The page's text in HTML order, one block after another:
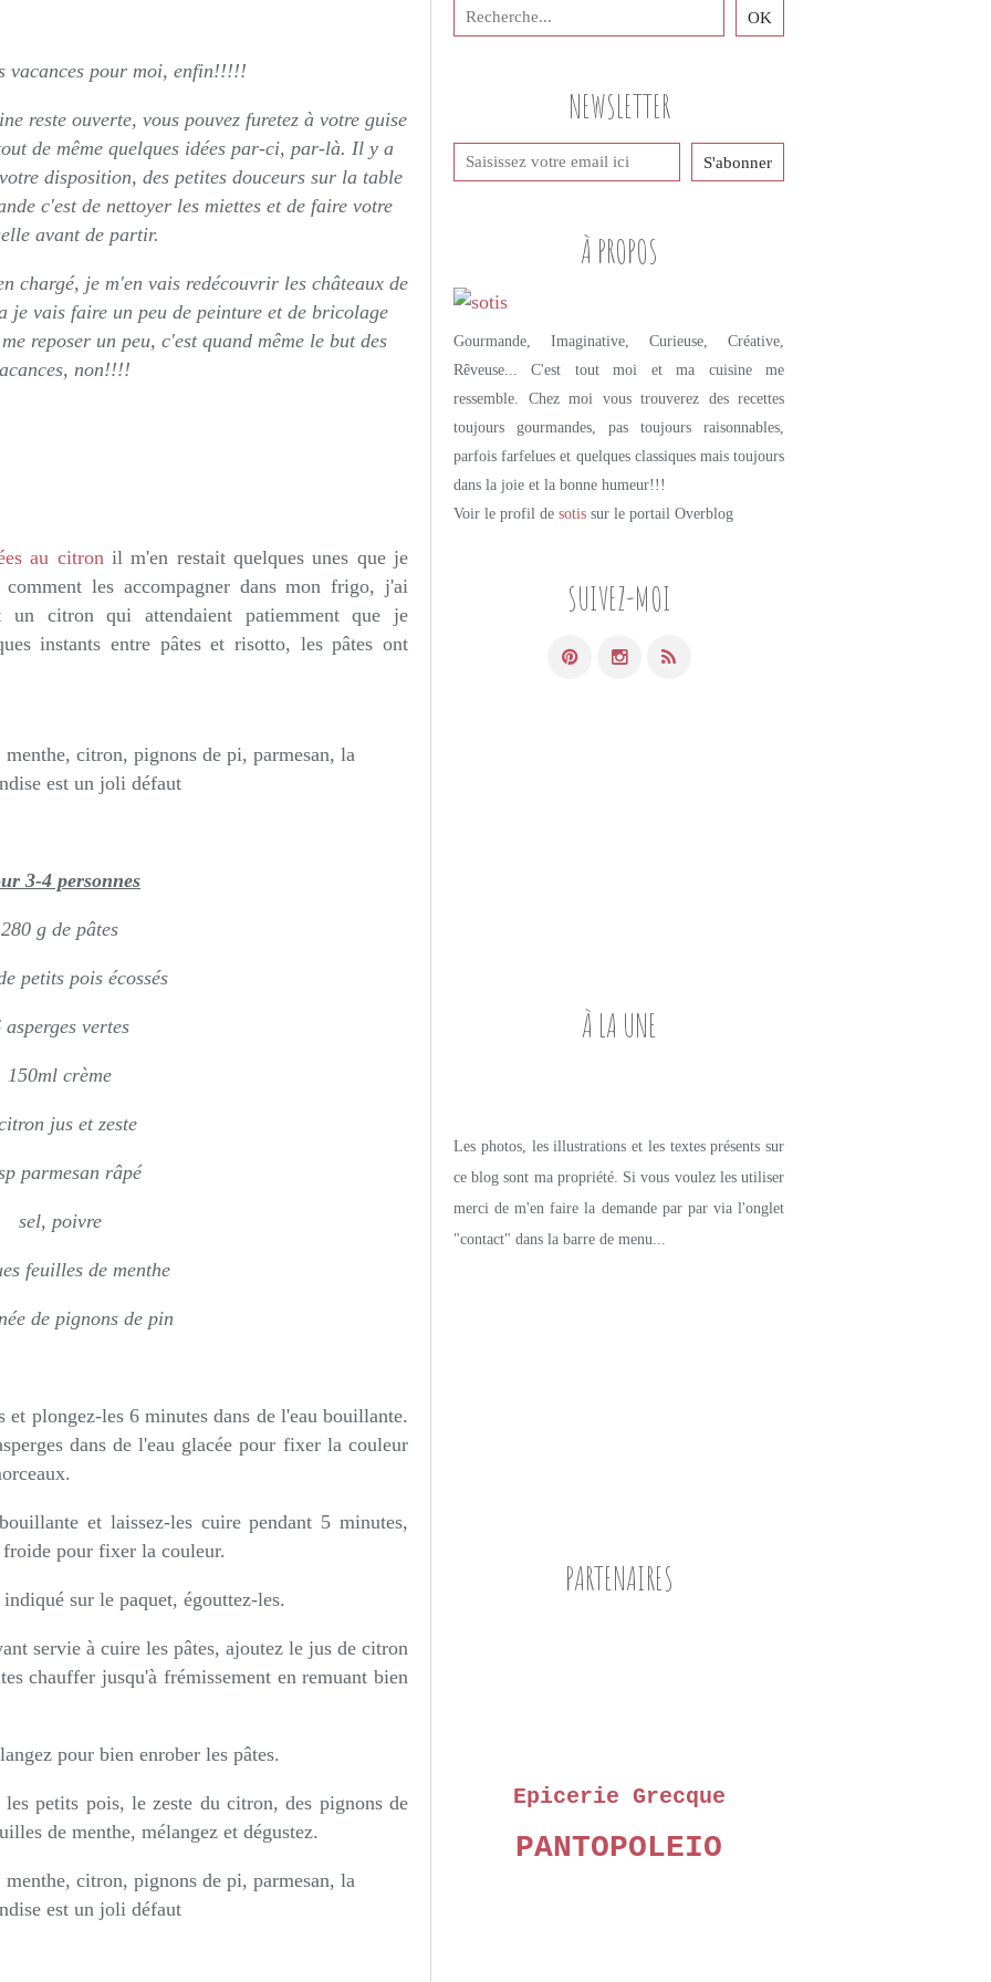
vacances pour moi, enfin!!!!!
reste ouverte, vous pouvez furetez à votre guise
de même quelques idées par-ci, par-là. Il y a
disposition, des petites douceurs sur la table
c'est de nettoyer les miettes et de faire votre
avant de partir.
chargé, je m'en vais redécouvrir les châteaux de
vais faire un peu de peinture et de bricolage
reposer un peu, c'est quand même le but des
non!!!!
au citronil m'en restait quelques unes que je
les accompagner dans mon frigo, j'ai
citron qui attendaient patiemment que je
instants entre pâtes et risotto, les pâtes ont
3-4 personnes
280 g de pâtes
petits pois écossés
asperges vertes
150ml crème
jus et zeste
parmesan râpé
sel, poivre
feuilles de menthe
de pignons de pin
et plongez-les 6 minutes dans de l'eau bouillante.
dans de l'eau glacée pour fixer la couleur
et laissez-les cuire pendant 5 minutes,
froide pour fixer la couleur.
sur le paquet, égouttez-les.
servie à cuire les pâtes, ajoutez le jus de citron
chauffer jusqu'à frémissement en remuant bien
pour bien enrober les pâtes.
petits pois, le zeste du citron, des pignons de
de menthe, mélangez et dégustez.
NEWSLETTER
SUIVEZ-MOI
À PROPOS
Gourmande, Imaginative, Curieuse, Créative,
Rêveuse... C'est tout moi et ma cuisine me
ressemble. Chez moi vous trouverez des recettes
toujours gourmandes, pas toujours raisonnables,
parfois farfelues et quelques classiques mais toujours
dans la joie et la bonne humeur!!!
Voir le profil de sotis sur le portail Overblog
À LA UNE
Les photos, les illustrations et les textes présents sur
ce blog sont ma propriété. Si vous voulez les utiliser
merci de m'en faire la demande par par via l'onglet
"contact" dans la barre de menu...
PARTENAIRES
Epicerie Grecque
PANTOPOLEIO